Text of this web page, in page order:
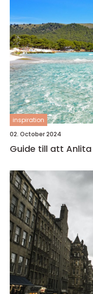
inspiration
02. October 2024
Guide till att